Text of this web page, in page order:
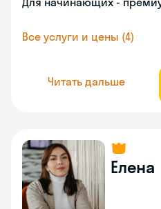
Все услуги и цены (4)
Читать дальше
Елена